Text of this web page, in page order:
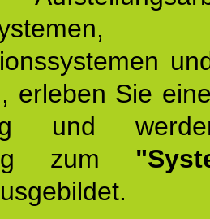
erleben Sie
und
zum